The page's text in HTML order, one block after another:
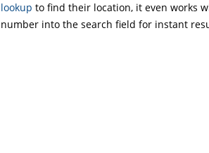
lookup to find their location, it even works
number into the search field for instant